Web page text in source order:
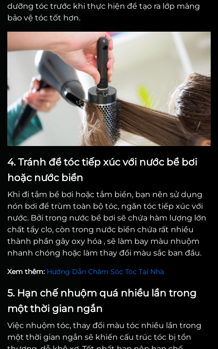
dưỡng tóc trước khi thực hiện để tạo ra lớp màng
bảo vệ tóc tốt hơn.
4. Tránh để tóc tiếp xúc với nước bể bơi
hoặc nước biển
Khi đi tắm bể bơi hoặc tắm biển, bạn nên sử dụng
nón bơi để trùm toàn bộ tóc, ngăn tóc tiếp xúc với
nước. Bởi trong nước bể bơi sẽ chứa hàm lượng lớn
chất tẩy clo, còn trong nước biển chứa rất nhiều
thành phần gây oxy hóa , sẽ làm bay màu nhuộm
nhanh chóng hoặc làm thay đổi màu sắc ban đầu.
Xem thêm: Hướng Dẫn Chăm Sóc Tóc Tại Nhà
5. Hạn chế nhuộm quá nhiều lần trong
một thời gian ngắn
Việc nhuộm tóc, thay đổi màu tóc nhiều lần trong
một thời gian ngắn sẽ khiến cấu trúc tóc bị tổn